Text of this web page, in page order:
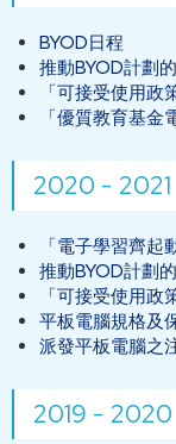
BYOD日程
推動BYOD計劃
「可接受使用政
「優質教育基
2020 - 2021
「電子學習齊
推動BYOD計劃
「可接受使用政
平板電腦規格及
派發平板電腦之
2019 - 2020